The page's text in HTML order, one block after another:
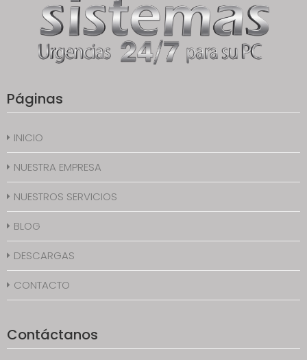
Páginas
INICIO
NUESTRA EMPRESA
NUESTROS SERVICIOS
BLOG
DESCARGAS
CONTACTO
Contáctanos